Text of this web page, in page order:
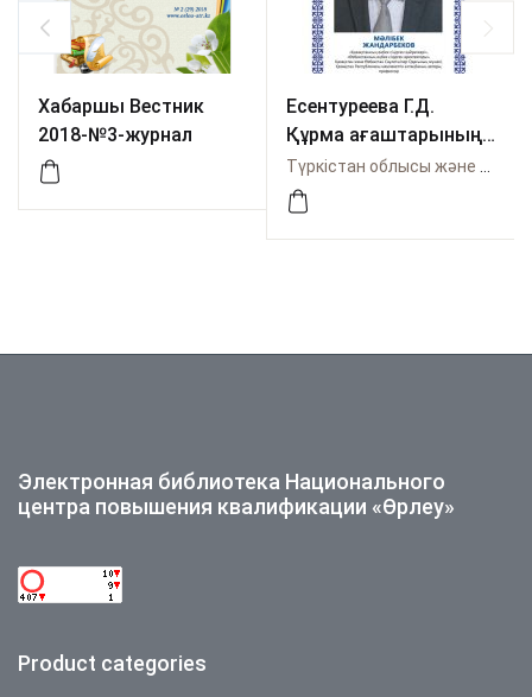
Хабаршы Вестник
2018-№3-журнал
Есентуреева Г.Д.
Құрма ағаштарының
DIOSPYROS туысының
морфологиялық
ерекшеліктерін білім
Электронная библиотека Национального
центра повышения квалификации «Өрлеу»
Product categories